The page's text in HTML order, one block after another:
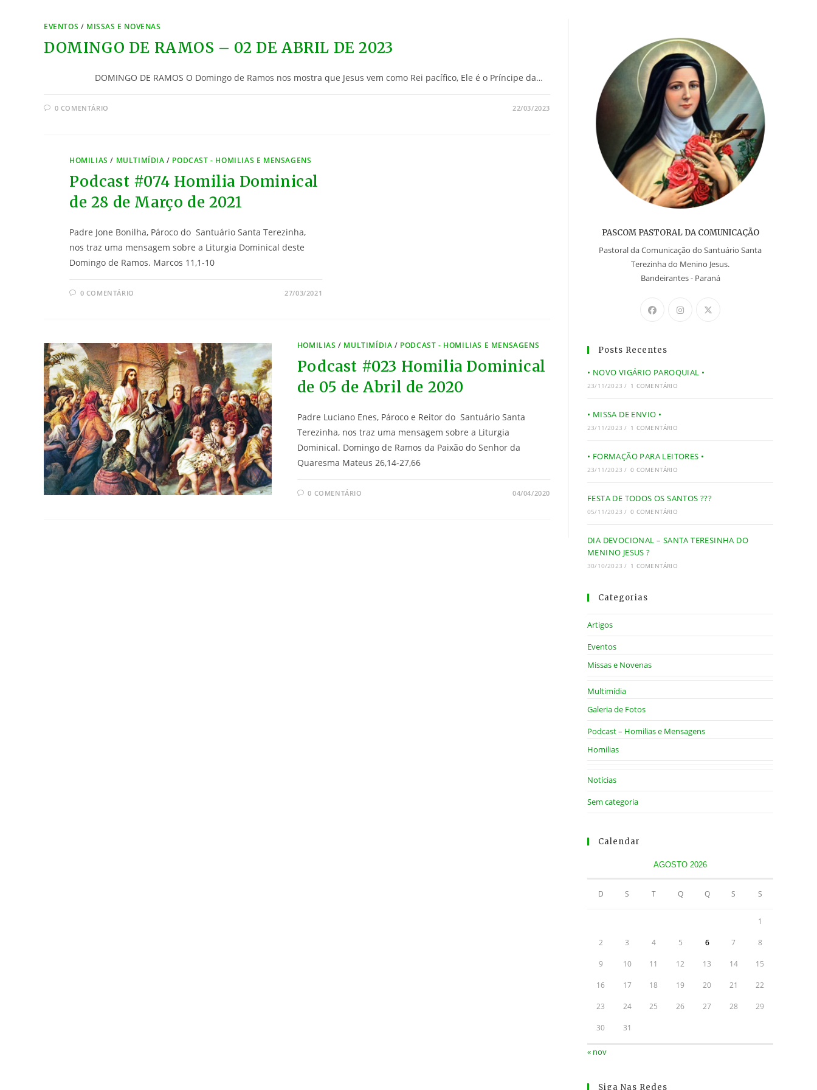
EVENTOS / MISSAS E NOVENAS
DOMINGO DE RAMOS – 02 DE ABRIL DE 2023
DOMINGO DE RAMOS O Domingo de Ramos nos mostra que Jesus vem como Rei pacífico, Ele é o Príncipe da…
0 COMENTÁRIO 22/03/2023
HOMILIAS / MULTIMÍDIA / PODCAST - HOMILIAS E MENSAGENS
Podcast #074 Homilia Dominical
de 28 de Março de 2021
Padre Jone Bonilha, Pároco do Santuário Santa Terezinha,
nos traz uma mensagem sobre a Liturgia Dominical deste
Domingo de Ramos. Marcos 11,1-10
0 COMENTÁRIO 27/03/2021
HOMILIAS / MULTIMÍDIA / PODCAST - HOMILIAS E MENSAGENS
Podcast #023 Homilia Dominical
de 05 de Abril de 2020
Padre Luciano Enes, Pároco e Reitor do Santuário Santa
Terezinha, nos traz uma mensagem sobre a Liturgia
Dominical. Domingo de Ramos da Paixão do Senhor da
Quaresma Mateus 26,14-27,66
0 COMENTÁRIO 04/04/2020
PASCOM PASTORAL DA COMUNICAÇÃO
Pastoral da Comunicação do Santuário Santa
Terezinha do Menino Jesus.
Bandeirantes - Paraná
Posts Recentes
• NOVO VIGÁRIO PAROQUIAL •
23/11/2023 / 1 COMENTÁRIO
• MISSA DE ENVIO •
23/11/2023 / 1 COMENTÁRIO
• FORMAÇÃO PARA LEITORES •
23/11/2023 / 0 COMENTÁRIO
FESTA DE TODOS OS SANTOS ???
05/11/2023 / 0 COMENTÁRIO
DIA DEVOCIONAL – SANTA TERESINHA DO
MENINO JESUS ?
30/10/2023 / 1 COMENTÁRIO
Categorias
Artigos
Eventos
Missas e Novenas
Multimídia
Galeria de Fotos
Podcast – Homilias e Mensagens
Homilias
Notícias
Sem categoria
Calendar
AGOSTO 2026
D S T Q Q S S
1
2 3 4 5 6 7 8
9 10 11 12 13 14 15
16 17 18 19 20 21 22
23 24 25 26 27 28 29
30 31
« nov
Siga Nas Redes